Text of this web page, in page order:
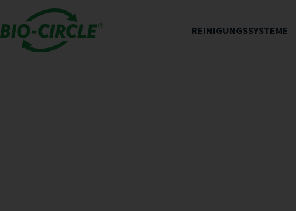
REINIGUNGSSYSTEME